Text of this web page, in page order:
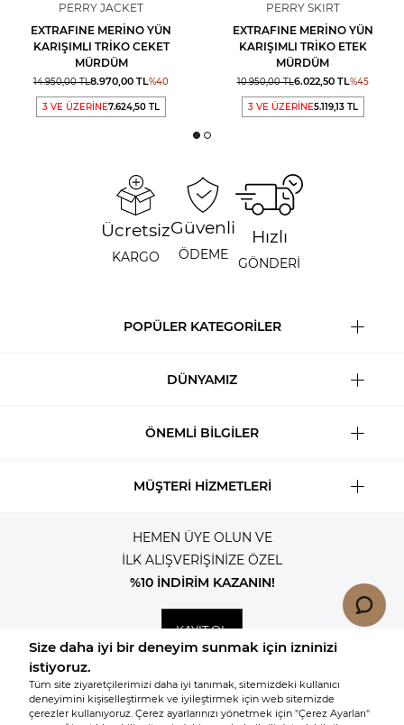
PERRY JACKET
EXTRAFINE MERINO YÜN
KARIŞIMLI TRIKO CEKET
MÜRDÜM
14.950,00TL8.970,00 TL%40
3 VE ÜZERİNE7.624,50 TL
PERRY SKIRT
EXTRAFINE MERINO YÜN
KARIŞIMLI TRIKO ETEK
MÜRDÜM
10.950,00TL6.022,50TL%45
3 VE ÜZERİNE5.119,13 TL
Ücretsiz
KARGO
Güvenli
ÖDEME
Hızlı
GÖNDERİ
POPÜLER KATEGORİLER
DÜNYAMIZ
ÖNEMLİ BİLGİLER
MÜŞTERİ HİZMETLERİ
HEMEN ÜYE OLUN VE
İLK ALIŞVERİŞİNİZE ÖZEL
%10 İNDİRİM KAZANIN!
KAYIT OL